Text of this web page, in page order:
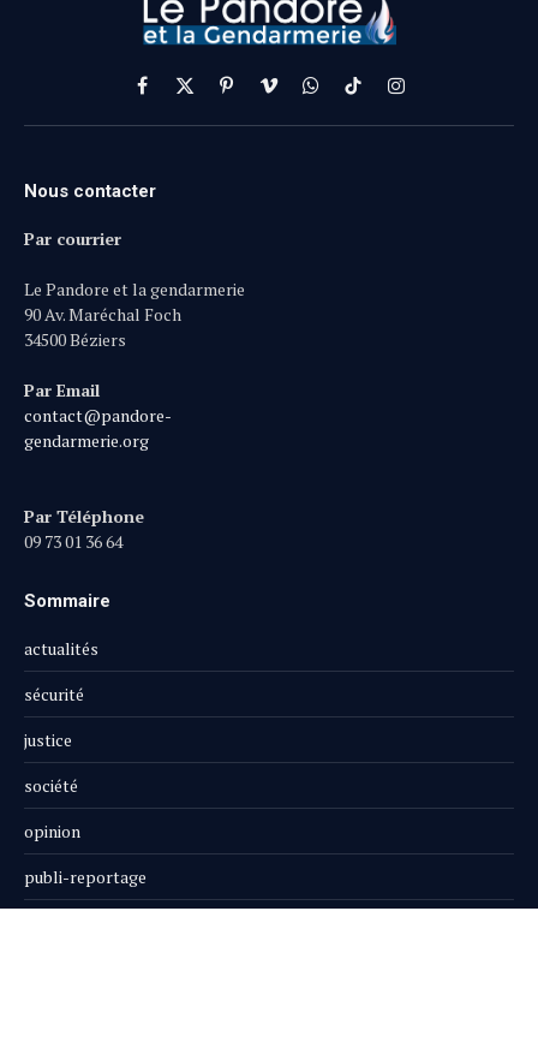
Facebook
X
(Twitter)
PinterestVimeoWhatsApp
TikTokInstagram
Nous contacter
Par courrier
Le Pandore et la gendarmerie
90 Av. Maréchal Foch
34500 Béziers
Par Email
contact@pandore-
gendarmerie.org
Par Téléphone
09 73 01 36 64
Sommaire
actualités
sécurité
justice
société
opinion
publi-reportage